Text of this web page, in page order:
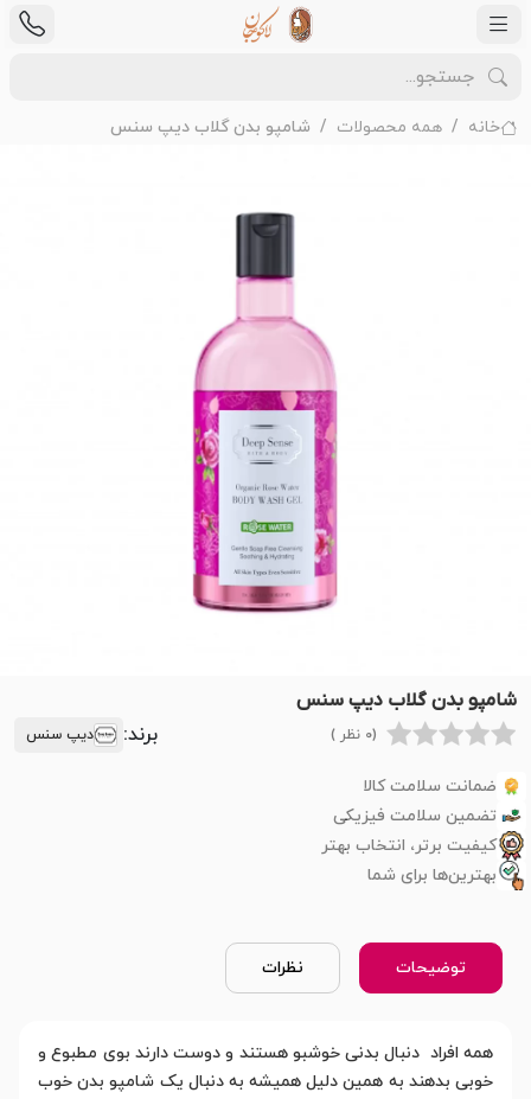
خانه همه محصولات شامپو بدن گلاب دیپ سنس
شامپو بدن گلاب دیپ سنس
(0 نظر ) برند: دیپ سنس
ضمانت سلامت کالا
تضمین سلامت فیزیکی
کیفیت برتر، انتخاب بهتر
بهترین‌ها برای شما
توضیحات نظرات
همه افراد دنبال بدنی خوشبو هستند و دوست دارند بوی مطبوع و
خوبی بدهند به همین دلیل همیشه به دنبال یک شامپو بدن خوب